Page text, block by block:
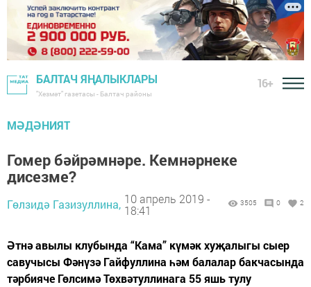
БАЛТАЧ ЯҢАЛЫКЛАРЫ
"Хезмәт" газетасы - Балтач районы
16+
МӘДӘНИЯТ
Гомер бәйрәмнәре. Кемнәрнеке
дисезме?
Гөлзидә Газизуллина, 10 апрель 2019 -
18:41
3505 0 2
Әтнә авылы клубында “Кама” күмәк хуҗалыгы сыер
савучысы Фәнүзә Гайфуллина һәм балалар бакчасында
тәрбияче Гөлсимә Төхвәтуллинага 55 яшь тулу